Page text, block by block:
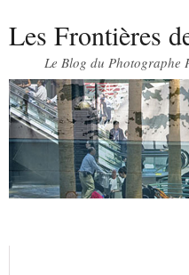
Les Frontières
Le Blog du Photographe